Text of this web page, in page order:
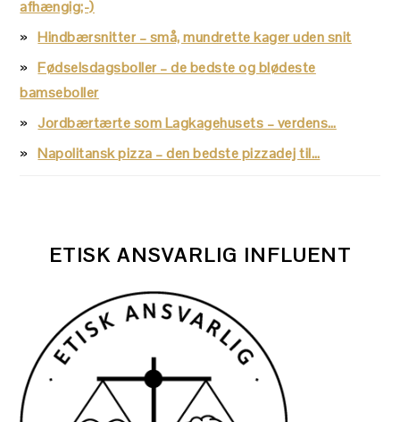
afhængig;-)
Hindbærsnitter – små, mundrette kager uden snit
Fødselsdagsboller – de bedste og blødeste
bamseboller
Jordbærtærte som Lagkagehusets – verdens…
Napolitansk pizza – den bedste pizzadej til…
ETISK ANSVARLIG INFLUENT